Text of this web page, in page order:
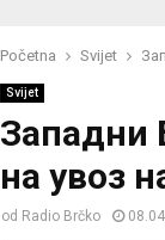
Početna Svijet
Svijet
Западни
на увоз
od Radio Brčko